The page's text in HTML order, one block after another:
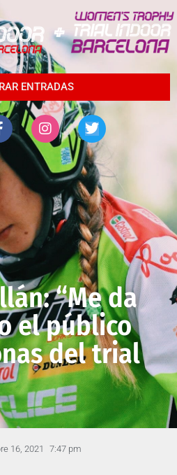
ENTRADAS
“Me da
el público
del trial
16, 2021 7:47 pm